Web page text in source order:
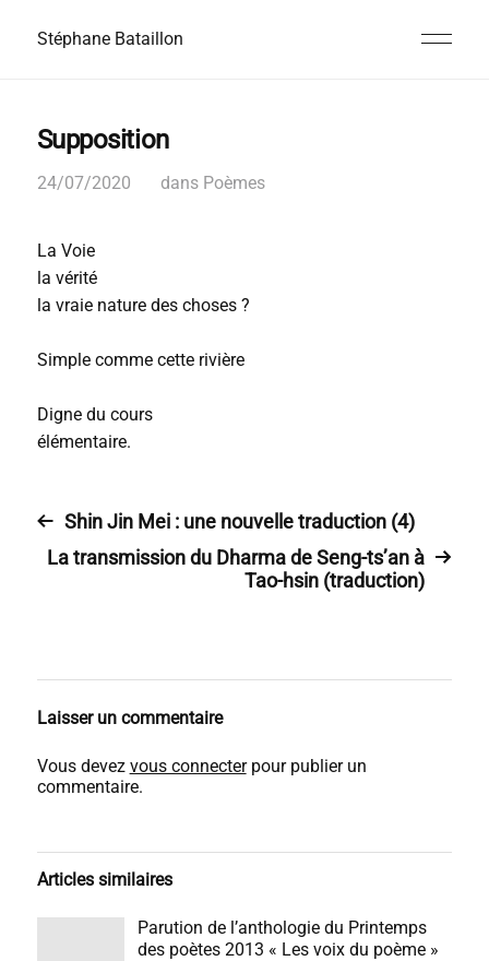
Stéphane Bataillon
Supposition
24/07/2020 dans Poèmes
La Voie
la vérité
la vraie nature des choses ?
Simple comme cette rivière
Digne du cours
élémentaire.
Shin Jin Mei : une nouvelle traduction (4)
La transmission du Dharma de Seng-ts’an à
Tao-hsin (traduction)
Laisser un commentaire
Vous devez vous connecterpour publier un
commentaire.
Articles similaires
Parution de l’anthologie du Printemps
des poètes 2013 « Les voix du poème »